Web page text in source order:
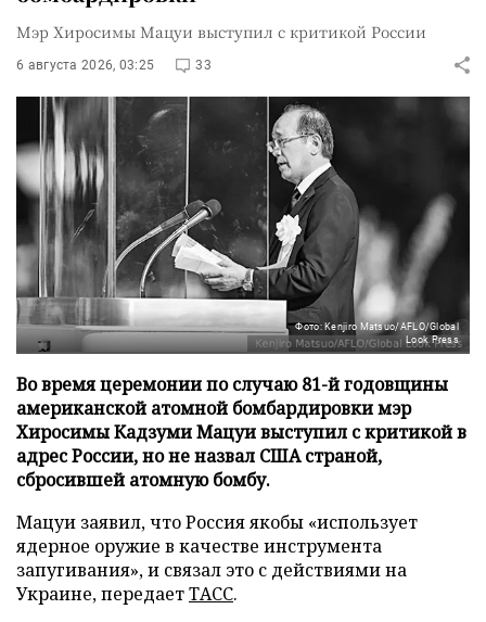
Мэр Хиросимы Мацуи выступил с критикой России
6 августа 2026, 03:25 33
Фото: Kenjiro Matsuo/AFLO/Global
Look Press
Во время церемонии по случаю 81-й годовщины
американской атомной бомбардировки мэр
Хиросимы Кадзуми Мацуи выступил с критикой в
адрес России, но не назвал США страной,
сбросившей атомную бомбу.
Мацуи заявил, что Россия якобы «использует
ядерное оружие в качестве инструмента
запугивания», и связал это с действиями на
Украине, передаетТАСС.